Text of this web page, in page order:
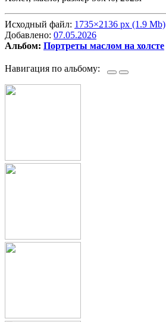
Исходный файл: 1735×2136 px (1.9 Mb)
Добавлено: 07.05.2026
Альбом: Портреты маслом на холсте
Навигация по альбому: